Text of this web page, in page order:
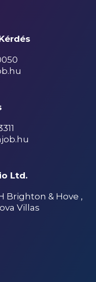
Ltd.
Brighton & Hove ,
Villas